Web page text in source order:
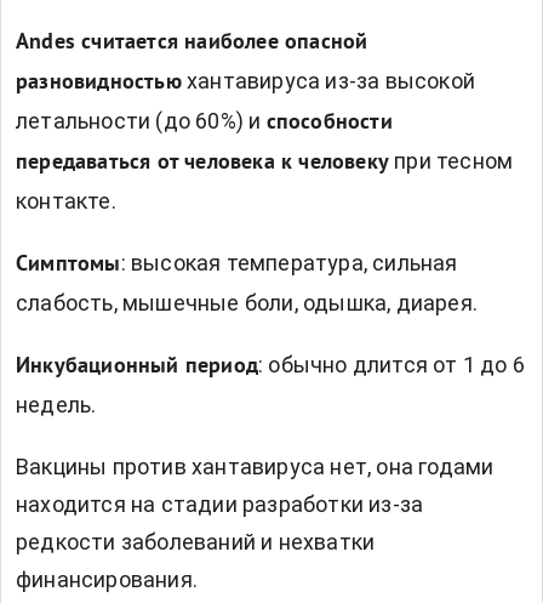
Andes считается наиболее опасной
разновидностью хантавируса из-за высокой
летальности (до 60%) и способности
передаваться от человека к человеку при тесном
контакте.
Симптомы: высокая температура, сильная
слабость, мышечные боли, одышка, диарея.
Инкубационный период: обычно длится от 1 до 6
недель.
Вакцины против хантавируса нет, она годами
находится на стадии разработки из-за
редкости заболеваний и нехватки
финансирования.